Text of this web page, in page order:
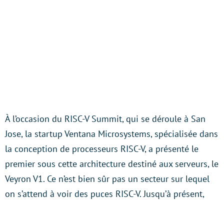
À l’occasion du RISC-V Summit, qui se déroule à San
Jose, la startup Ventana Microsystems, spécialisée dans
la conception de processeurs RISC-V, a présenté le
premier sous cette architecture destiné aux serveurs, le
Veyron V1. Ce n’est bien sûr pas un secteur sur lequel
on s’attend à voir des puces RISC-V. Jusqu’à présent,